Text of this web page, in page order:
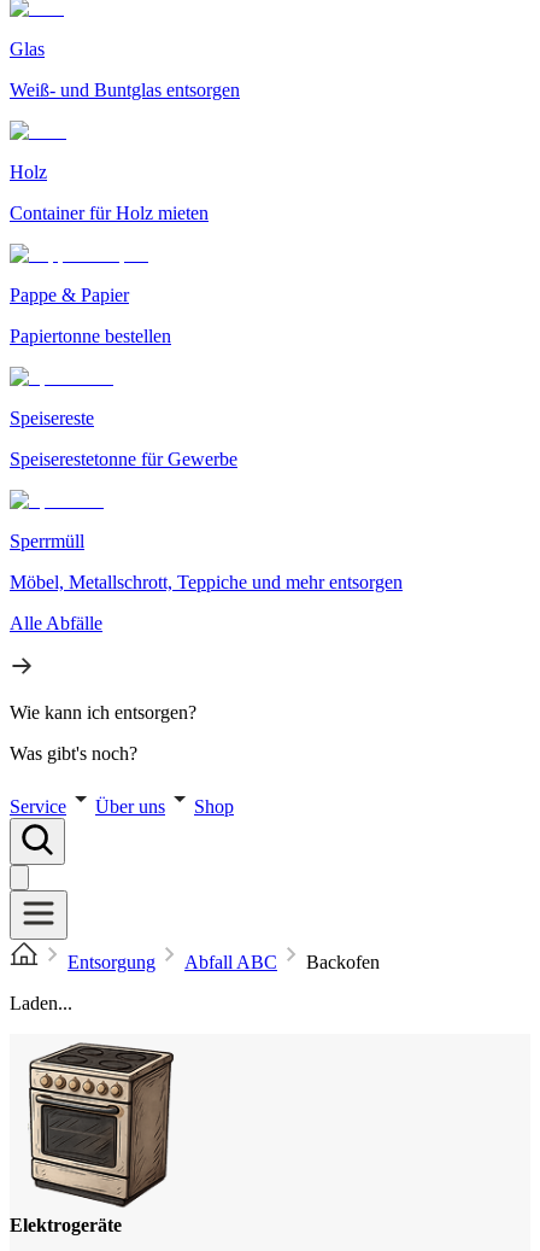
Glas
Weiß- und Buntglas entsorgen
Holz
Container für Holz mieten
Pappe & Papier
Papiertonne bestellen
Speisereste
Speiserestetonne für Gewerbe
Sperrmüll
Möbel, Metallschrott, Teppiche und mehr entsorgen
Alle Abfälle
Wie kann ich entsorgen?
Was gibt's noch?
Service Über uns Shop
Entsorgung Abfall ABC
Backofen
Laden...
Elektrogeräte